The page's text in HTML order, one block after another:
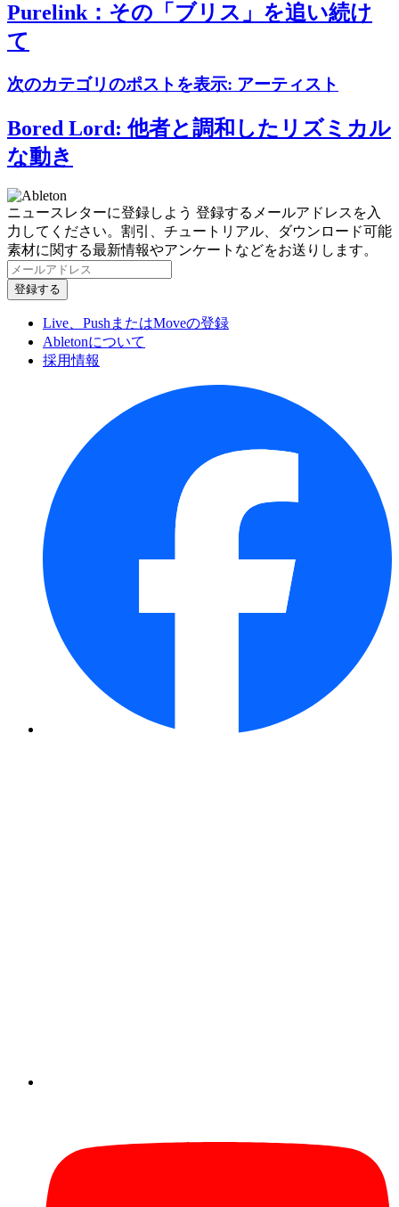
Purelink：その「ブリス」を追い続け
て
次のカテゴリのポストを表示: アーティスト
Bored Lord: 他者と調和したリズミカル
な動き
ニュースレターに登録しよう 登録するメールアドレスを入
力してください。割引、チュートリアル、ダウンロード可能
素材に関する最新情報やアンケートなどをお送りします。
Live、PushまたはMoveの登録
Abletonについて
採用情報